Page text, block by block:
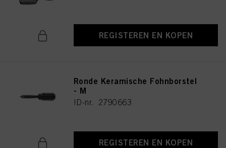
REGISTEREN EN KOPEN
Ronde Keramische Fohnborstel
- M
ID-nr. 2790663
REGISTEREN EN KOPEN